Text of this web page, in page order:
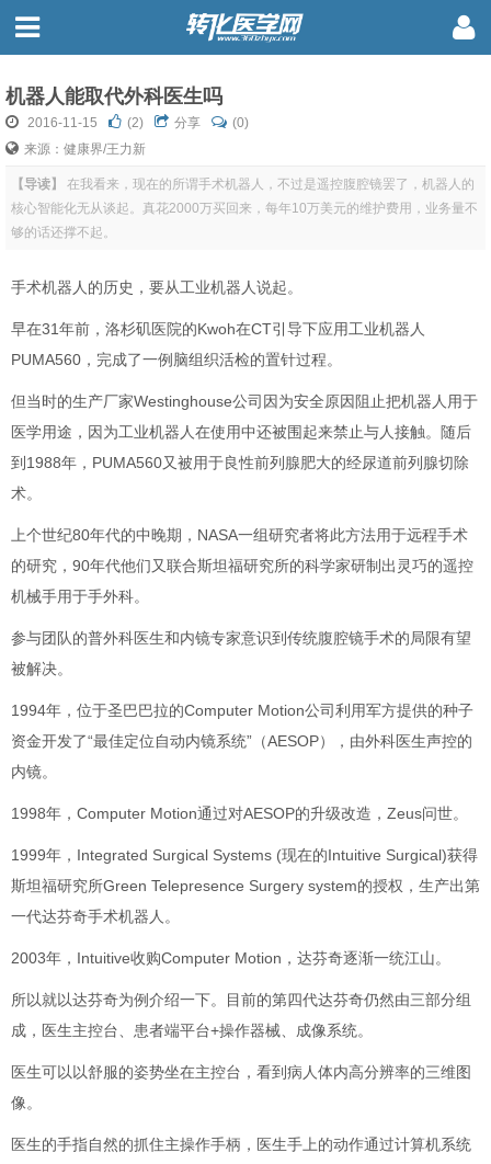
机器人能取代外科医生吗
2016-11-15 (2) 分享
(0)
来源：健康界/王力新
【导读】
在我看来，现在的所谓手术机器人，不过是遥控腹腔镜罢了，机器人的
核心智能化无从谈起。真花2000万买回来，每年10万美元的维护费用，业务量不
够的话还撑不起。
手术机器人的历史，要从工业机器人说起。
早在31年前，洛杉矶医院的Kwoh在CT引导下应用工业机器人
PUMA560，完成了一例脑组织活检的置针过程。
但当时的生产厂家Westinghouse公司因为安全原因阻止把机器人用于
医学用途，因为工业机器人在使用中还被围起来禁止与人接触。随后
到1988年，PUMA560又被用于良性前列腺肥大的经尿道前列腺切除
术。
上个世纪80年代的中晚期，NASA一组研究者将此方法用于远程手术
的研究，90年代他们又联合斯坦福研究所的科学家研制出灵巧的遥控
机械手用于手外科。
参与团队的普外科医生和内镜专家意识到传统腹腔镜手术的局限有望
被解决。
1994年，位于圣巴巴拉的Computer Motion公司利用军方提供的种子
资金开发了“最佳定位自动内镜系统”（AESOP），由外科医生声控的
内镜。
1998年，Computer Motion通过对AESOP的升级改造，Zeus问世。
1999年，Integrated Surgical Systems (现在的Intuitive Surgical)获得
斯坦福研究所Green Telepresence Surgery system的授权，生产出第
一代达芬奇手术机器人。
2003年，Intuitive收购Computer Motion，达芬奇逐渐一统江山。
所以就以达芬奇为例介绍一下。目前的第四代达芬奇仍然由三部分组
成，医生主控台、患者端平台+操作器械、成像系统。
医生可以以舒服的姿势坐在主控台，看到病人体内高分辨率的三维图
像。
医生的手指自然的抓住主操作手柄，医生手上的动作通过计算机系统